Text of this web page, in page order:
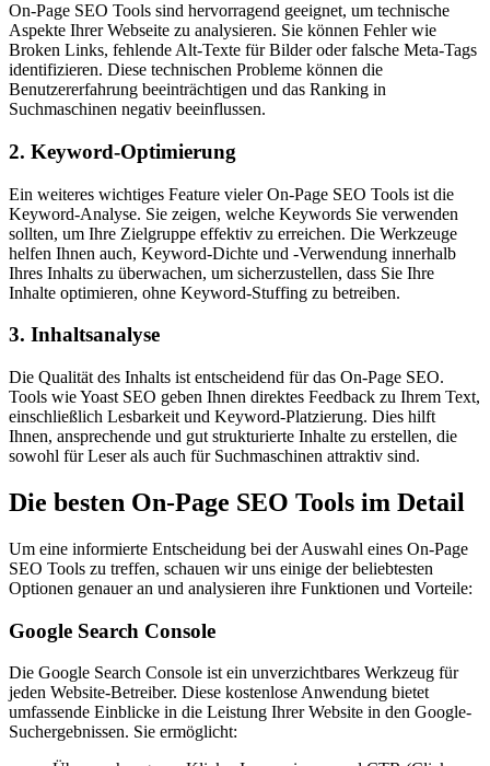
On-Page SEO Tools sind hervorragend geeignet, um technische
Aspekte Ihrer Webseite zu analysieren. Sie können Fehler wie
Broken Links, fehlende Alt-Texte für Bilder oder falsche Meta-Tags
identifizieren. Diese technischen Probleme können die
Benutzererfahrung beeinträchtigen und das Ranking in
Suchmaschinen negativ beeinflussen.
2. Keyword-Optimierung
Ein weiteres wichtiges Feature vieler On-Page SEO Tools ist die
Keyword-Analyse. Sie zeigen, welche Keywords Sie verwenden
sollten, um Ihre Zielgruppe effektiv zu erreichen. Die Werkzeuge
helfen Ihnen auch, Keyword-Dichte und -Verwendung innerhalb
Ihres Inhalts zu überwachen, um sicherzustellen, dass Sie Ihre
Inhalte optimieren, ohne Keyword-Stuffing zu betreiben.
3. Inhaltsanalyse
Die Qualität des Inhalts ist entscheidend für das On-Page SEO.
Tools wie Yoast SEO geben Ihnen direktes Feedback zu Ihrem Text,
einschließlich Lesbarkeit und Keyword-Platzierung. Dies hilft
Ihnen, ansprechende und gut strukturierte Inhalte zu erstellen, die
sowohl für Leser als auch für Suchmaschinen attraktiv sind.
Die besten On-Page SEO Tools im Detail
Um eine informierte Entscheidung bei der Auswahl eines On-Page
SEO Tools zu treffen, schauen wir uns einige der beliebtesten
Optionen genauer an und analysieren ihre Funktionen und Vorteile:
Google Search Console
Die Google Search Console ist ein unverzichtbares Werkzeug für
jeden Website-Betreiber. Diese kostenlose Anwendung bietet
umfassende Einblicke in die Leistung Ihrer Website in den Google-
Suchergebnissen. Sie ermöglicht: